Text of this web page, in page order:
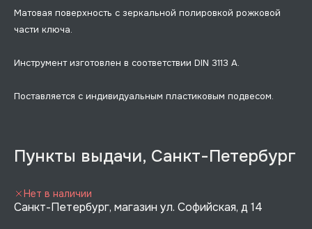
Матовая поверхность с зеркальной полировкой рожковой
части ключа.
Инструмент изготовлен в соответствии DIN 3113 A.
Поставляется с индивидуальным пластиковым подвесом.
Пункты выдачи, Санкт-Петербург
Санкт-Петербург, магазин ул. Софийская, д 14
Нет в наличии